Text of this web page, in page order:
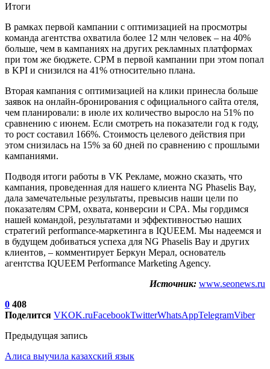
Итоги
В рамках первой кампании с оптимизацией на просмотры
команда агентства охватила более 12 млн человек – на 40%
больше, чем в кампаниях на других рекламных платформах
при том же бюджете. СPM в первой кампании при этом попал
в KPI и снизился на 41% относительно плана.
Вторая кампания с оптимизацией на клики принесла больше
заявок на онлайн-бронирования с официального сайта отеля,
чем планировали: в июле их количество выросло на 51% по
сравнению с июнем. Если смотреть на показатели год к году,
то рост составил 166%. Стоимость целевого действия при
этом снизилась на 15% за 60 дней по сравнению с прошлыми
кампаниями.
Подводя итоги работы в VK Рекламе, можно сказать, что
кампания, проведенная для нашего клиента NG Phaselis Bay,
дала замечательные результаты, превысив наши цели по
показателям CPM, охвата, конверсии и CPA. Мы гордимся
нашей командой, результатами и эффективностью наших
стратегий performance-маркетинга в IQUEEM. Мы надеемся и
в будущем добиваться успеха для NG Phaselis Bay и других
клиентов, – комментирует Беркун Мерал, основатель
агентства IQUEEM Performance Marketing Agency.
Источник: www.seonews.ru
0 408
Поделится VKOK.ruFacebookTwitterWhatsAppTelegramViber
Предыдущая запись
Алиса выучила казахский язык